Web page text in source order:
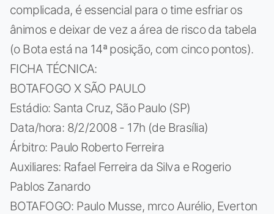
complicada, é essencial para o time esfriar os
ânimos e deixar de vez a área de risco da tabela
(o Bota está na 14ª posição, com cinco pontos).
FICHA TÉCNICA:
BOTAFOGO X SÃO PAULO
Estádio: Santa Cruz, São Paulo (SP)
Data/hora: 8/2/2008 - 17h (de Brasília)
Árbitro: Paulo Roberto Ferreira
Auxiliares: Rafael Ferreira da Silva e Rogerio
Pablos Zanardo
BOTAFOGO: Paulo Musse, mrco Aurélio, Everton